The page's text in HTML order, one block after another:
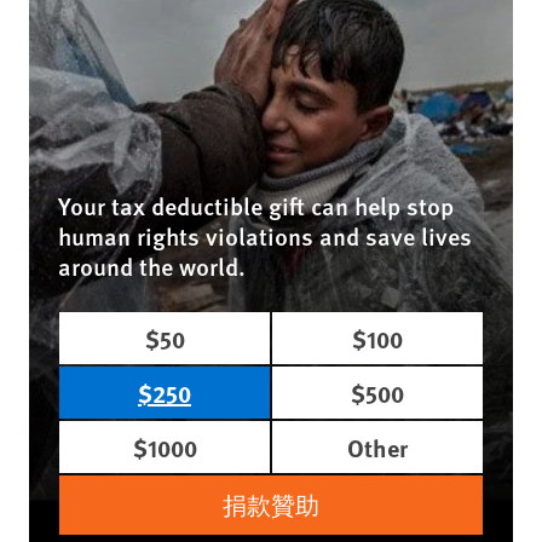
Your tax deductible gift can help stop
human rights violations and save lives
around the world.
$50
$100
$250
$500
$1000
Other
捐款贊助